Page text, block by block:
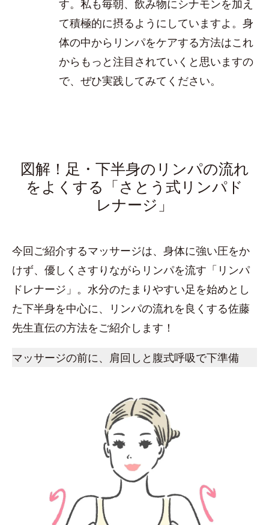
す。私も毎朝、飲み物にシナモンを加え
て積極的に摂るようにしていますよ。身
体の中からリンパをケアする方法はこれ
からもっと注目されていくと思いますの
で、ぜひ実践してみてください。
図解！足・下半身のリンパの流れ
をよくする「さとう式リンパド
レナージ」
今回ご紹介するマッサージは、身体に強い圧をか
けず、優しくさすりながらリンパを流す「リンパ
ドレナージ」。水分のたまりやすい足を始めとし
た下半身を中心に、リンパの流れを良くする佐藤
先生直伝の方法をご紹介します！
マッサージの前に、肩回しと腹式呼吸で下準備